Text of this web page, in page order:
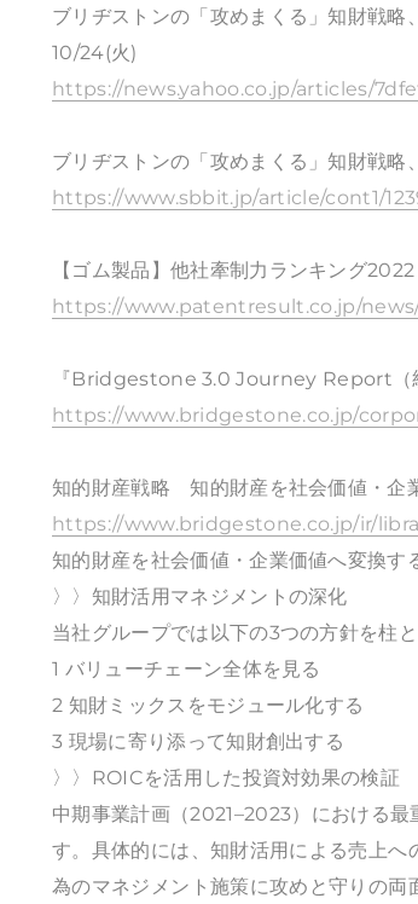
ブリヂストンの「攻めまくる」知財戦
10/24(火)
https://news.yahoo.co.jp/articles/
ブリヂストンの「攻めまくる」知財戦
https://www.sbbit.jp/article/cont1/
【ゴム製品】他社牽制力ランキング
https://www.patentresult.co.jp/
『Bridgestone 3.0 Journey Report
https://www.bridgestone.co.jp/
知的財産戦略 知的財産を社会価値・企
https://www.bridgestone.co.jp/ir/
知的財産を社会価値・企業価値へ変換す
〉〉知財活用マネジメントの深化
当社グループでは以下の3つの方針を柱
1 バリューチェーン全体を見る
2 知財ミックスをモジュール化する
3 現場に寄り添って知財創出する
〉〉ROICを活用した投資対効果の検証
中期事業計画（2021–2023）における
す。具体的には、知財活用による売上
為のマネジメント施策に攻めと守りの